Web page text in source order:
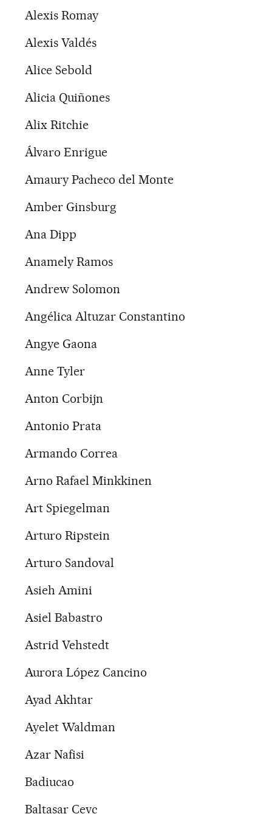
Alexis Romay
Alexis Valdés
Alice Sebold
Alicia Quiñones
Alix Ritchie
Álvaro Enrigue
Amaury Pacheco del Monte
Amber Ginsburg
Ana Dipp
Anamely Ramos
Andrew Solomon
Angélica Altuzar Constantino
Angye Gaona
Anne Tyler
Anton Corbijn
Antonio Prata
Armando Correa
Arno Rafael Minkkinen
Art Spiegelman
Arturo Ripstein
Arturo Sandoval
Asieh Amini
Asiel Babastro
Astrid Vehstedt
Aurora López Cancino
Ayad Akhtar
Ayelet Waldman
Azar Nafisi
Badiucao
Baltasar Cevc